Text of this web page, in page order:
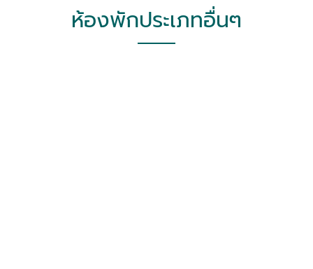
ห้องพักประเภทอื่นๆ